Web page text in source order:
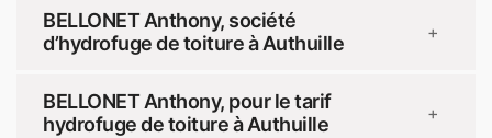
BELLONET Anthony, société
d’hydrofuge de toiture à Authuille
+
BELLONET Anthony, pour le tarif
hydrofuge de toiture à Authuille
+